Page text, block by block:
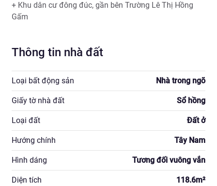
+ Khu dân cư đông đúc, gần bên Trường Lê Thị Hồng
Gấm
Thông tin nhà đất
Loại bất động sản Nhà trong ngõ
Giấy tờ nhà đất Sổ hồng
Loại đất Đất ở
Hướng chính Tây Nam
Hình dáng Tương đối vuông vắn
Diện tích 118.6m²